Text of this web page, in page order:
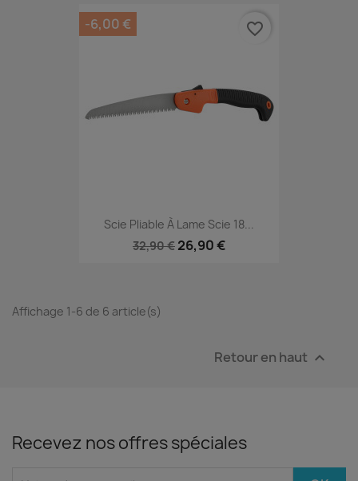
Scie Pliable À Lame Scie 18...
32,90 € 26,90 €
-6,00 € favorite_border
Affichage 1-6 de 6 article(s)
Retour en haut 
Recevez nos offres spéciales